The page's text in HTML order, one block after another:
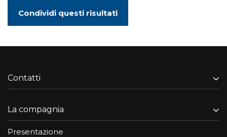
Condividi questi risultati
Contatti
La compagnia
Presentazione